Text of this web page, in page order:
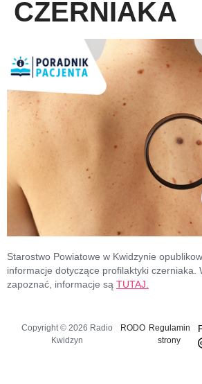
CZERNIAKA
Starostwo Powiatowe w Kwidzynie
informacje dotyczące profilaktyki czerniaka.
zapoznać, informacje są TUTAJ.
Copyright © 2026 Radio
Kwidzyn
RODO Regulamin
strony